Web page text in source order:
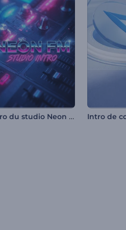
Intro du studio Neon FM